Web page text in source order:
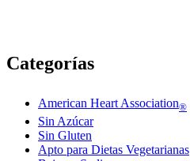
Categorías
American Heart Association®
Sin Azúcar
Sin Gluten
Apto para Dietas Vegetarianas